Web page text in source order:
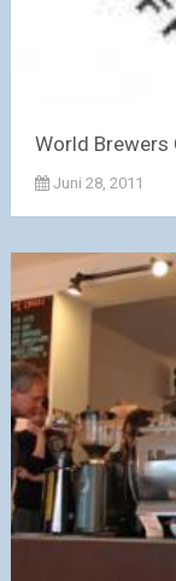
World Brewers
Juni 28, 2011